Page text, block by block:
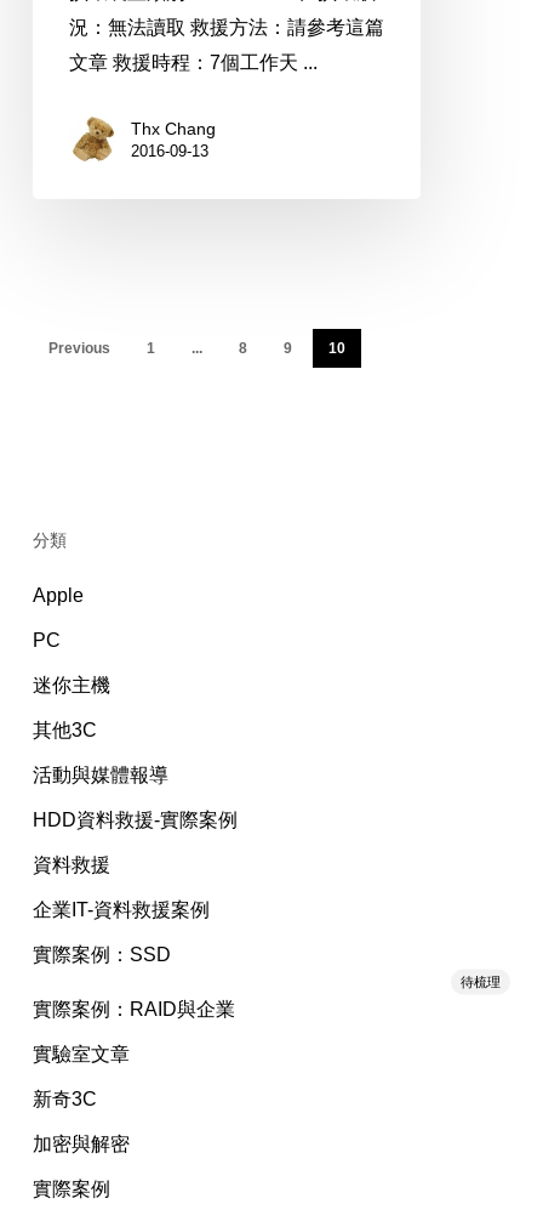
況：無法讀取 救援方法：請參考這篇
文章 救援時程：7個工作天 ...
Thx Chang
2016-09-13
Previous 1 ... 8 9 10
分類
Apple
PC
迷你主機
其他3C
活動與媒體報導
HDD資料救援-實際案例
資料救援
企業IT-資料救援案例
實際案例：SSD
待梳理
實際案例：RAID與企業
實驗室文章
新奇3C
加密與解密
實際案例